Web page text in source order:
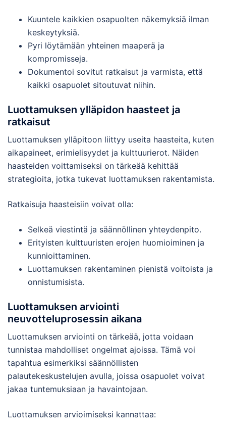
Kuuntele kaikkien osapuolten näkemyksiä ilman
keskeytyksiä.
Pyri löytämään yhteinen maaperä ja
kompromisseja.
Dokumentoi sovitut ratkaisut ja varmista, että
kaikki osapuolet sitoutuvat niihin.
Luottamuksen ylläpidon haasteet ja
ratkaisut
Luottamuksen ylläpitoon liittyy useita haasteita, kuten
aikapaineet, erimielisyydet ja kulttuurierot. Näiden
haasteiden voittamiseksi on tärkeää kehittää
strategioita, jotka tukevat luottamuksen rakentamista.
Ratkaisuja haasteisiin voivat olla:
Selkeä viestintä ja säännöllinen yhteydenpito.
Erityisten kulttuuristen erojen huomioiminen ja
kunnioittaminen.
Luottamuksen rakentaminen pienistä voitoista ja
onnistumisista.
Luottamuksen arviointi
neuvotteluprosessin aikana
Luottamuksen arviointi on tärkeää, jotta voidaan
tunnistaa mahdolliset ongelmat ajoissa. Tämä voi
tapahtua esimerkiksi säännöllisten
palautekeskustelujen avulla, joissa osapuolet voivat
jakaa tuntemuksiaan ja havaintojaan.
Luottamuksen arvioimiseksi kannattaa: